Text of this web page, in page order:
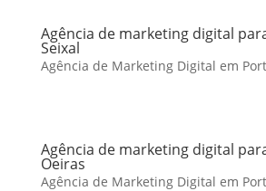
Agência de marketing digital
Seixal
Agência de Marketing Digital em
Agência de marketing digital
Oeiras
Agência de Marketing Digital em